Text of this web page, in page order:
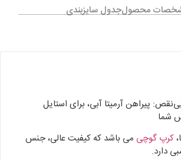
محصولجدول سایزبندی
پیراهن آرمیتا آبی، برای استایل
شما
کرپ گوچی می باشد که کیفیت عالی، جنس
دارد.